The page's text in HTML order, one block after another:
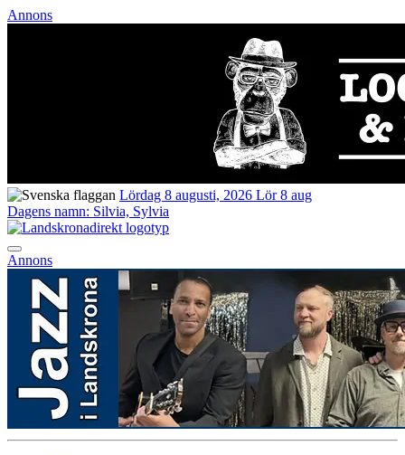
Annons
Lördag 8 augusti, 2026 Lör 8 aug
Dagens namn: Silvia, Sylvia
Annons